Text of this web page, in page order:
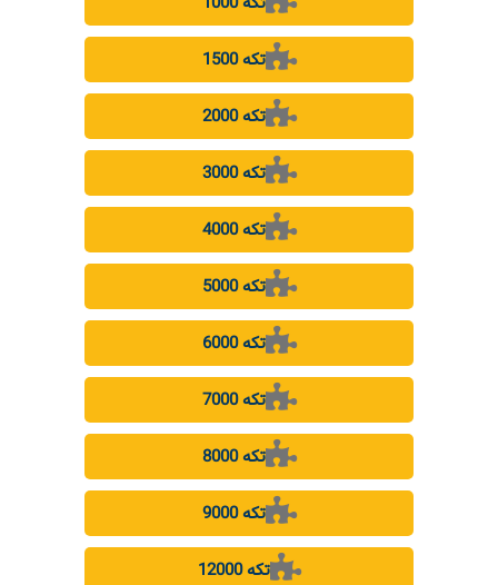
1500 تکه
2000 تکه
3000 تکه
4000 تکه
5000 تکه
6000 تکه
7000 تکه
8000 تکه
9000 تکه
12000 تکه